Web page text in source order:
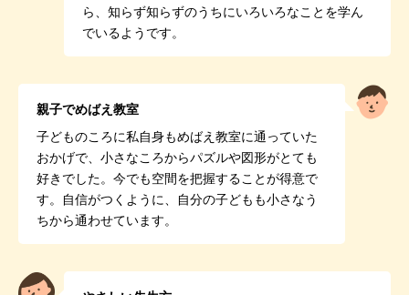
ら、知らず知らずのうちにいろいろなことを学ん
でいるようです。
親子でめばえ教室
子どものころに私自身もめばえ教室に通っていた
おかげで、小さなころからパズルや図形がとても
好きでした。今でも空間を把握することが得意で
す。自信がつくように、自分の子どもも小さなう
ちから通わせています。